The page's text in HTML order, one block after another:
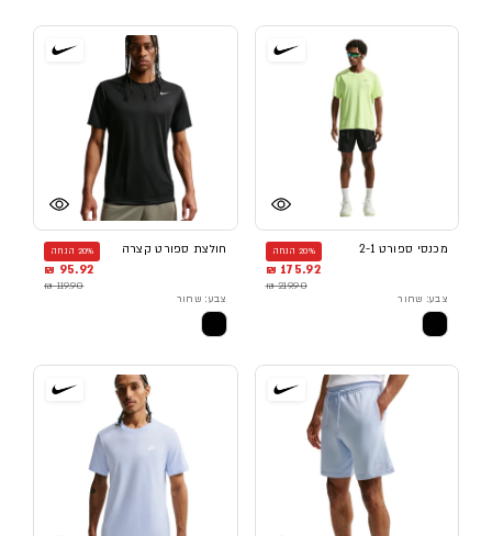
מכנסי ספורט 2-1 20% הנחה
175.92 ₪
219.90 ₪
צבע: שחור
חולצת ספורט קצרה 20% הנחה
95.92 ₪
119.90 ₪
צבע: שחור